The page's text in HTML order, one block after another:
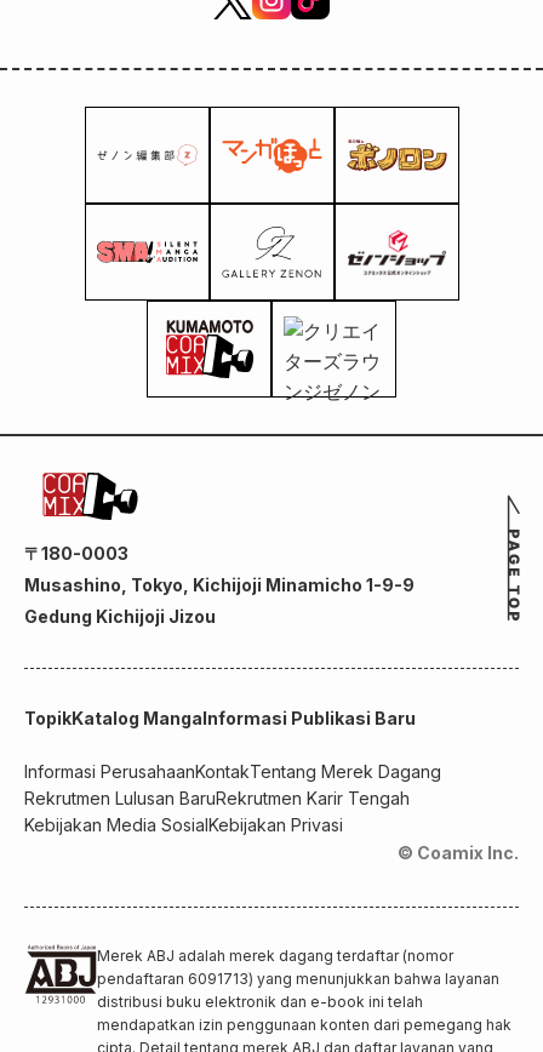
〒180-0003
Musashino, Tokyo, Kichijoji Minamicho 1-9-9
Gedung Kichijoji Jizou
TopikKatalog MangaInformasi Publikasi Baru
Informasi PerusahaanKontakTentang Merek Dagang
Rekrutmen Lulusan BaruRekrutmen Karir Tengah
Kebijakan Media SosialKebijakan Privasi
© Coamix Inc.
Merek ABJ adalah merek dagang terdaftar (nomor
pendaftaran 6091713) yang menunjukkan bahwa layanan
distribusi buku elektronik dan e-book ini telah
mendapatkan izin penggunaan konten dari pemegang hak
cipta. Detail tentang merek ABJ dan daftar layanan yang